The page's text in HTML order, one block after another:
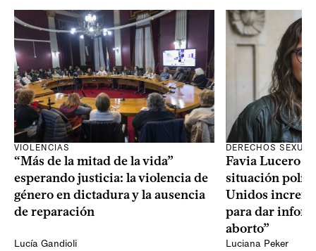
VIOLENCIAS
“Más de la mitad de la vida”
esperando justicia: la violencia de
género en dictadura y la ausencia
de reparación
Lucía Gandioli
DERECHOS
Favia Lucero
situación
Unidos
para dar
aborto”
Luciana Peker